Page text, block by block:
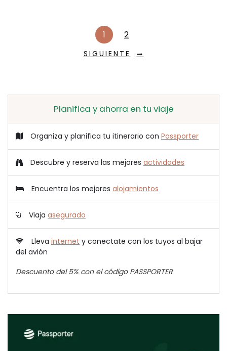
1 2
SIGUIENTE
Planifica y ahorra en tu viaje
Organiza y planifica tu itinerario con Passporter
Descubre y reserva las mejores actividades
Encuentra los mejores alojamientos
Viaja asegurado
Lleva internet y conectate con los tuyos al bajar
del avión
Descuento del 5% con el código PASSPORTER